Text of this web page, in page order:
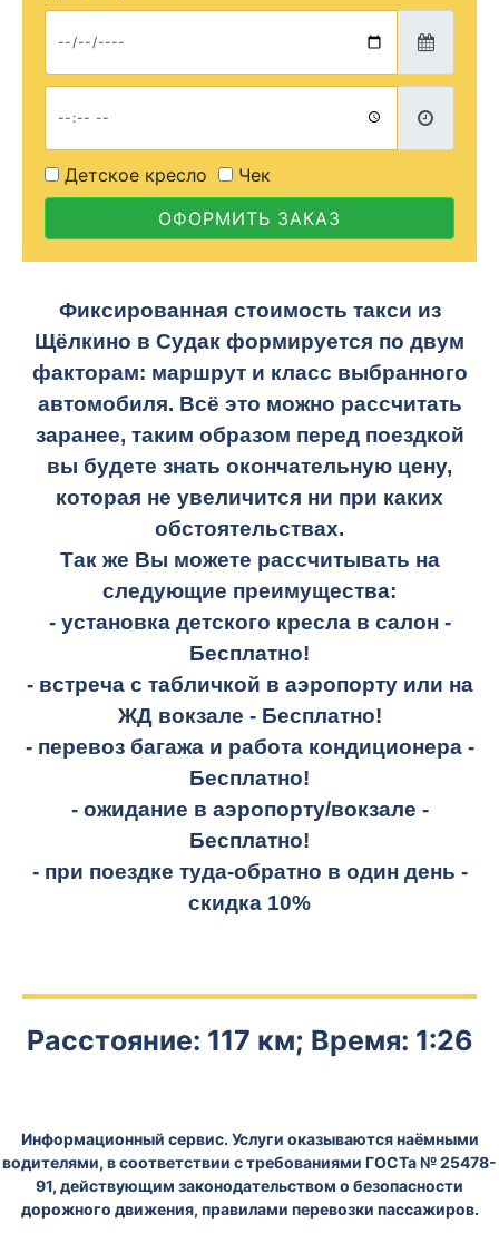
Детское кресло
Чек
ОФОРМИТЬ ЗАКАЗ
Фиксированная стоимость такси из
Щёлкино в Судак формируется по двум
факторам: маршрут и класс выбранного
автомобиля. Всё это можно рассчитать
заранее, таким образом перед поездкой
вы будете знать окончательную цену,
которая не увеличится ни при каких
обстоятельствах.
Так же Вы можете рассчитывать на
следующие преимущества:
- установка детского кресла в салон -
Бесплатно!
- встреча с табличкой в аэропорту или на
ЖД вокзале - Бесплатно!
- перевоз багажа и работа кондиционера -
Бесплатно!
- ожидание в аэропорту/вокзале -
Бесплатно!
- при поездке туда-обратно в один день -
скидка 10%
Расстояние: 117 км; Время: 1:26
Информационный сервис. Услуги оказываются наёмными
водителями, в соответствии с требованиями ГОСТа № 25478-
91, действующим законодательством о безопасности
дорожного движения, правилами перевозки пассажиров.